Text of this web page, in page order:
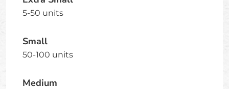
5-50 units
Small
50-100 units
Medium